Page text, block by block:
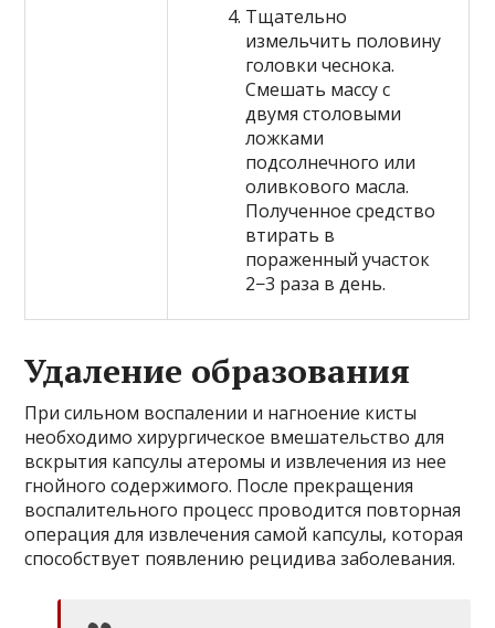
Тщательно
измельчить половину
головки чеснока.
Смешать массу с
двумя столовыми
ложками
подсолнечного или
оливкового масла.
Полученное средство
втирать в
пораженный участок
2−3 раза в день.
Удаление образования
При сильном воспалении и нагноение кисты
необходимо хирургическое вмешательство для
вскрытия капсулы атеромы и извлечения из нее
гнойного содержимого. После прекращения
воспалительного процесс проводится повторная
операция для извлечения самой капсулы, которая
способствует появлению рецидива заболевания.